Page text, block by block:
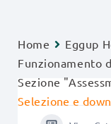
Home
Eggup
Funzionamento
Sezione
Selezione e